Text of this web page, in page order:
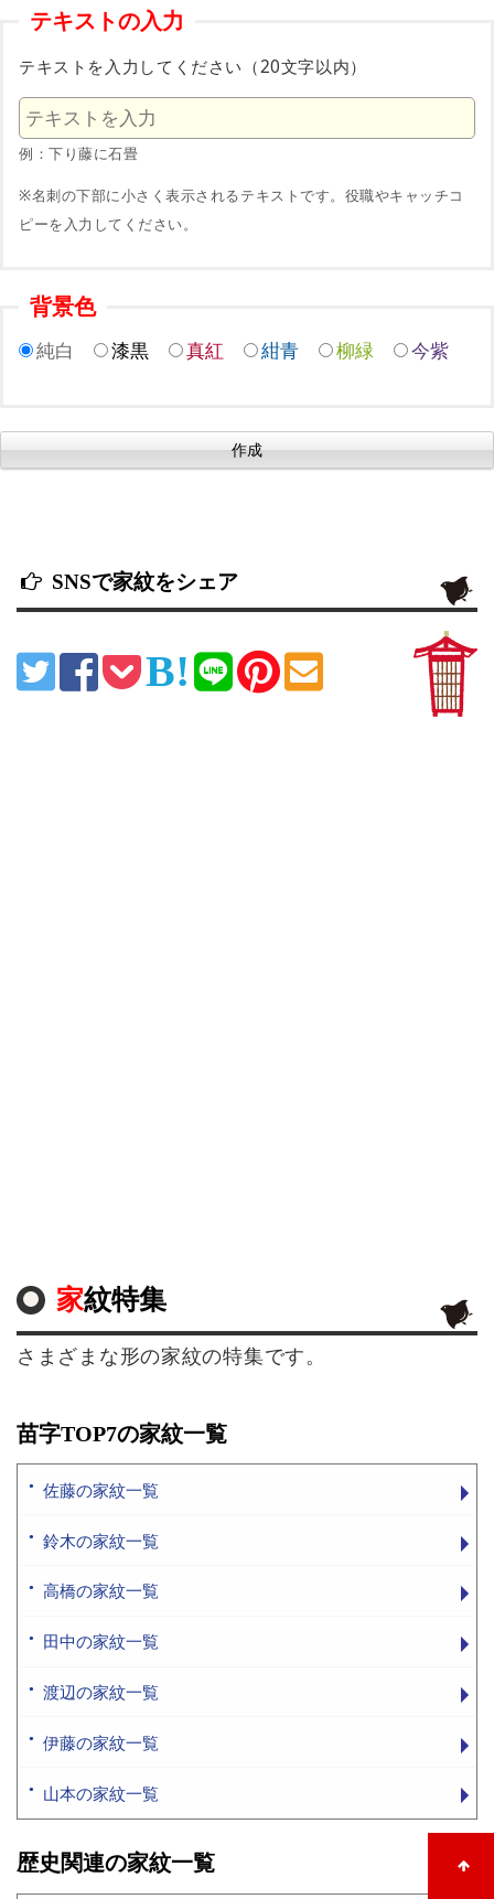
テキストの入力
テキストを入力してください（20文字以内）
例：下り藤に石畳
※名刺の下部に小さく表示されるテキストです。役職やキャッチコ
ピーを入力してください。
背景色
純白 漆黒 真紅 紺青 柳緑 今紫
SNSで家紋をシェア
家紋特集
さまざまな形の家紋の特集です。
苗字TOP7の家紋一覧
佐藤の家紋一覧
鈴木の家紋一覧
高橋の家紋一覧
田中の家紋一覧
渡辺の家紋一覧
伊藤の家紋一覧
山本の家紋一覧
歴史関連の家紋一覧